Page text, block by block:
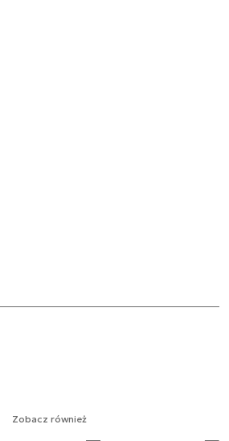
Zobacz również